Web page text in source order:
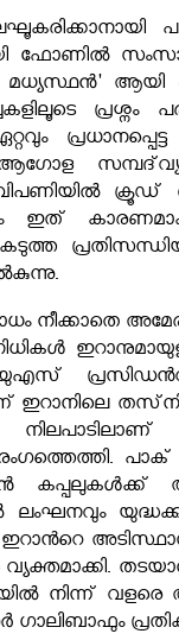
ഫോണിൽ
മധ്യസ്ഥൻ' ആയി
പ്രശ്നം
വിപണിയിൽ
ഇത്
നീക്കാതെ
പ്രസിഡന്‍റ്
ഇറാനിലെ
പാക്
കപ്പലുകൾക്ക്
ലംഘനവും
നിന്ന്